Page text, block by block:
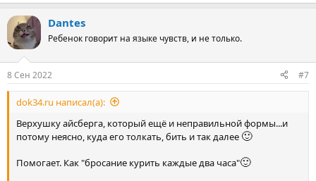
Dantes
Ребенок говорит на языке чувств, и не только.
8 Сен 2022 #7
dok34.ru написал(а):
Верхушку айсберга, который ещё и неправильной формы...и
потому неясно, куда его толкать, бить и так далее 🙂
Помогает. Как "бросание курить каждые два часа"🙂